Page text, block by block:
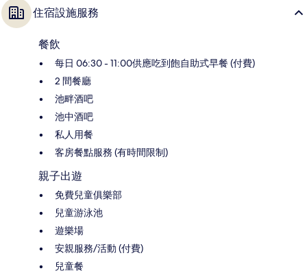
住宿設施服務
餐飲
每日 06:30 - 11:00供應吃到飽自助式早餐 (付費)
2 間餐廳
池畔酒吧
池中酒吧
私人用餐
客房餐點服務 (有時間限制)
親子出遊
免費兒童俱樂部
兒童游泳池
遊樂場
安親服務/活動 (付費)
兒童餐